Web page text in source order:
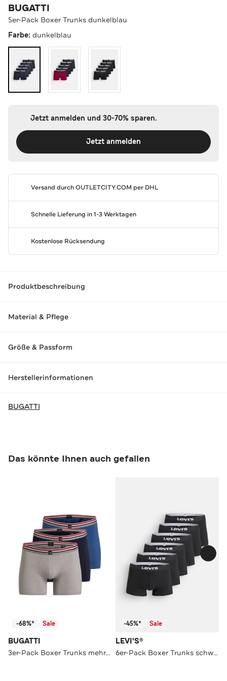
BUGATTI
5er-Pack Boxer Trunks dunkelblau
Farbe: dunkelblau
Jetzt anmelden und 30-70% sparen.
Jetzt anmelden
Versand durchOUTLETCITY.COM per DHL
Schnelle Lieferung in 1-3 Werktagen
Kostenlose Rücksendung
Produktbeschreibung
Material & Pflege
Größe & Passform
Herstellerinformationen
BUGATTI
Das könnte Ihnen auch gefallen
-68%* Sale
BUGATTI
3er-Pack Boxer Trunks mehrfarbig
-45%* Sale
LEVI'S®
6er-Pack Boxer Trunks schwarz